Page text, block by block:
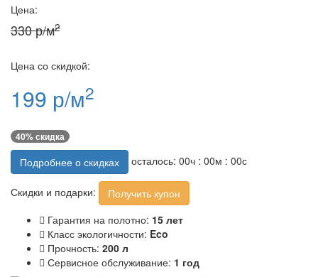
Цена:
330 р/м2
Цена со скидкой:
199 р/м2
40% скидка
Подробнее о скидках осталось: 00ч : 00м : 00с
Скидки и подарки:
Получить купон
Гарантия на полотно: 15 лет
Класс экологичности: Eco
Прочность: 200 л
Сервисное обслуживание: 1 год